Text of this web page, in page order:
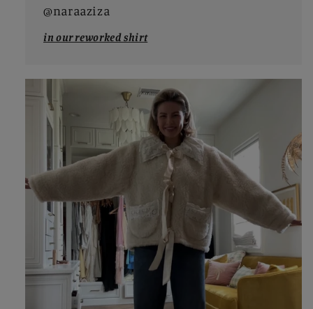
@naraaziza
in our reworked shirt